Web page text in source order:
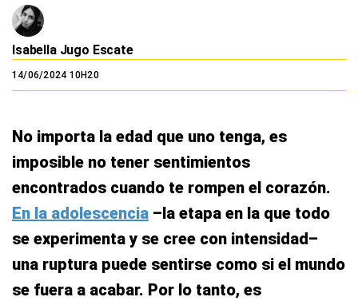
Isabella Jugo Escate
14/06/2024 10H20
No importa la edad que uno tenga, es
imposible no tener sentimientos
encontrados cuando te rompen el corazón.
En la adolescencia –la etapa en la que todo
se experimenta y se cree con intensidad–
una ruptura puede sentirse como si el mundo
se fuera a acabar. Por lo tanto, es